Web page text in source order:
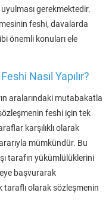
gerekmektedir.
feshi, davalarda
önemli konuları ele
Nasıl Yapılır?
aralarındaki mutabakatla
feshi için tek
karşılıklı olarak
mümkündür. Bu
tarafın yükümlülüklerini
başvurarak
taraflı olarak sözleşmenin